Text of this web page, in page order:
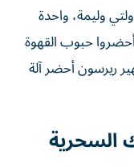
وليمة، واحدة
حبوب القهوة
ريرسون أحضر آلة
السحرية